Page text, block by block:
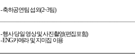
-축하공연팀 섭외(2~3팀)
-행사 당일 영상 및 사진촬영(편집포함)
- ENG카메라 및 지미집 이용